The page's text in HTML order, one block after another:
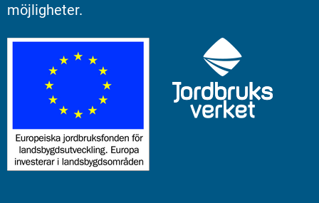
möjligheter.